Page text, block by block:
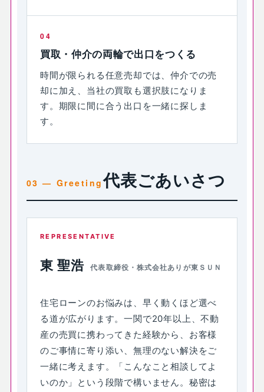
04
買取・仲介の両輪で出口をつくる
時間が限られる任意売却では、仲介での売
却に加え、当社の買取も選択肢になりま
す。期限に間に合う出口を一緒に探しま
す。
代表ごあいさつ
REPRESENTATIVE
東 聖浩 代表取締役・株式会社ありが東ＳＵＮ
住宅ローンのお悩みは、早く動くほど選べ
る道が広がります。一関で20年以上、不動
産の売買に携わってきた経験から、お客様
のご事情に寄り添い、無理のない解決をご
一緒に考えます。「こんなこと相談してよ
いのか」という段階で構いません。秘密は